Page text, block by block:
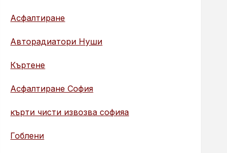
Асфалтиране
Авторадиатори Нуши
Къртене
Асфалтиране София
кърти чисти извозва софияа
Гоблени